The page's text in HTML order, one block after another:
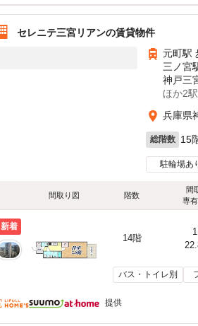
セレニテ三宮リアンの賃貸物件
元町駅
三ノ宮
神戸三
ほか2駅
兵庫県
総階数 15
駐輪場あ
間取り図 階数
間
専
新着
14階
バス・トイレ別
提供